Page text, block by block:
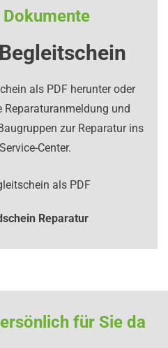
als PDF herunter oder
Reparaturanmeldung und
zur Reparatur ins
Center.
als PDF
Reparatur
für Sie da